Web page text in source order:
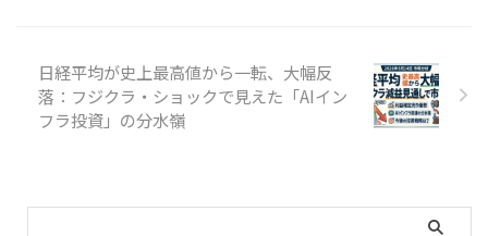
日経平均が史上最高値から一転、大幅反
落：フジクラ・ショックで見えた「AIイン
フラ投資」の分水嶺